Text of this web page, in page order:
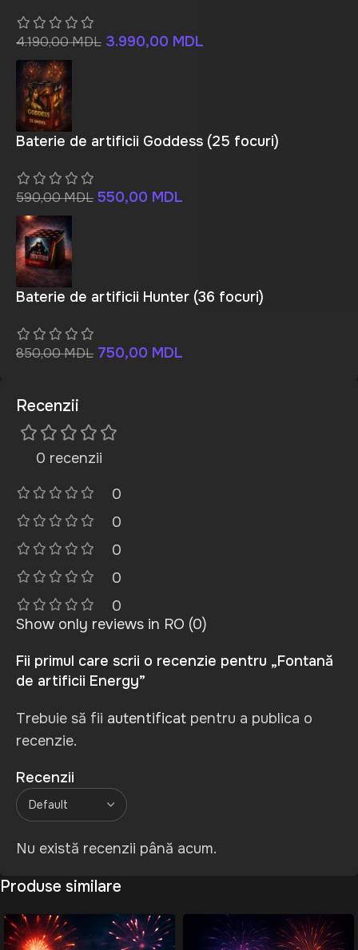
4.190,00MDL 3.990,00 MDL
Baterie de artificii Goddess (25 focuri)
590,00MDL 550,00 MDL
Baterie de artificii Hunter (36 focuri)
850,00MDL 750,00 MDL
Recenzii
0 recenzii
0
0
0
0
0
Recenzii
Nu există recenzii până acum.
Show only reviews in RO (0)
Fii primul care scrii o recenzie pentru „Fontană
de artificii Energy”
Trebuie să fii autentificat pentru a publica o
recenzie.
Produse similare